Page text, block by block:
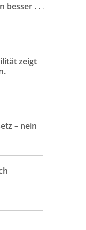
besser . . .
zeigt
– nein